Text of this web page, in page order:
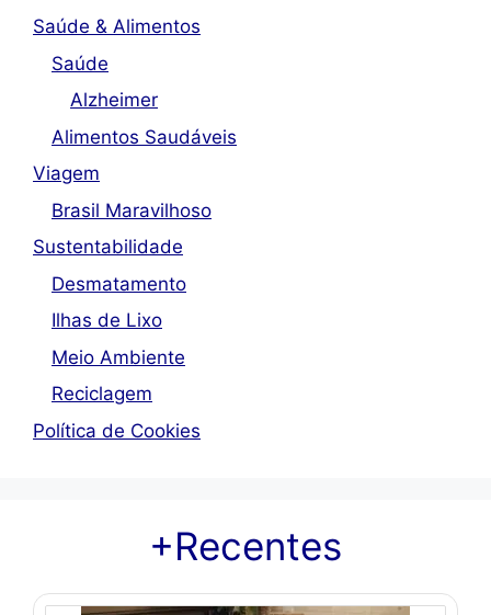
Saúde & Alimentos
Saúde
Alzheimer
Alimentos Saudáveis
Viagem
Brasil Maravilhoso
Sustentabilidade
Desmatamento
Ilhas de Lixo
Meio Ambiente
Reciclagem
Política de Cookies
+Recentes